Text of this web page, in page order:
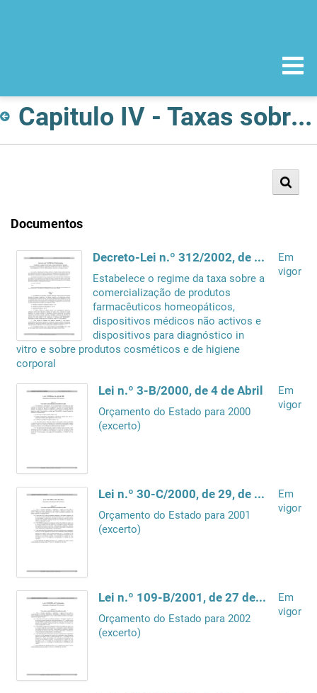
Capitulo IV - Taxas sobre a comercialização dos produtos de saúde
Documentos
Decreto-Lei n.º 312/2002, de 20 de Dezembro
Estabelece o regime da taxa sobre a
comercialização de produtos
farmacêuticos homeopáticos,
dispositivos médicos não activos e
dispositivos para diagnóstico in
vitro e sobre produtos cosméticos e de higiene
corporal
Em
vigor
Lei n.º 3-B/2000, de 4 de Abril
Orçamento do Estado para 2000
(excerto)
Em
vigor
Lei n.º 30-C/2000, de 29, de Dezembro
Orçamento do Estado para 2001
(excerto)
Em
vigor
Lei n.º 109-B/2001, de 27 de Dezembro
Orçamento do Estado para 2002
(excerto)
Em
vigor